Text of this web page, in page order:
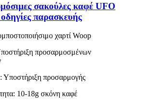
σακούλες καφέ UFO
παρασκευής
χαρτί Woop
προσαρμοσμένων
Υποστήριξη προσαρμογής
10-18g σκόνη καφέ